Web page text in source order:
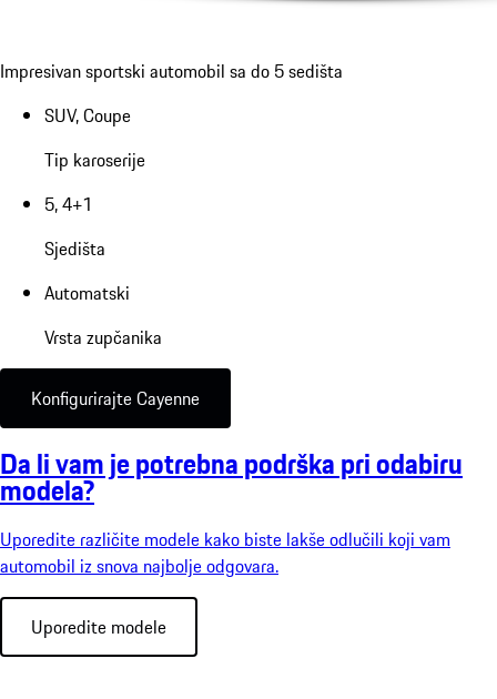
Impresivan sportski automobil sa do 5 sedišta
SUV, Coupe
Tip karoserije
5, 4+1
Sjedišta
Automatski
Vrsta zupčanika
Konfigurirajte Cayenne
Da li vam je potrebna podrška pri odabiru
modela?
Uporedite različite modele kako biste lakše odlučili koji vam
automobil iz snova najbolje odgovara.
Uporedite modele